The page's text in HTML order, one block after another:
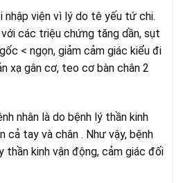
nhập viện vì lý do tê yếu tứ chi.
các triệu chứng tăng dần, sụt
< ngọn, giảm cảm giác kiểu đi
xạ gân cơ, teo cơ bàn chân 2
nhân là do bệnh lý thần kinh
cả tay và chân . Như vậy, bệnh
thần kinh vận động, cảm giác đối